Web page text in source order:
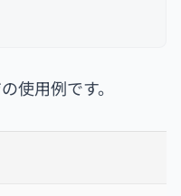
使用例です。